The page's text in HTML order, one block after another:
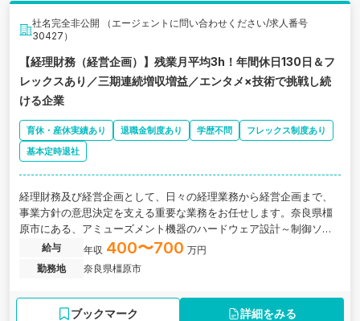
社名完全非公開 （エージェントに問い合わせください/求人番号
30427）
【経理財務（経営企画）】残業月平均3h！年間休日130日＆フ
レックスあり／三期連続増収増益／エンタメ×技術で挑戦し続
ける企業
育休・産休実績あり 退職金制度あり 学歴不問
フレックス制度あり
基本定時退社
経理財務及び経営企画として、日々の経理業務から経営企画まで、
事業方針の意思決定を支える重要な業務をお任せします。奈良県橿
原市にある、アミューズメント機器のハードウェア設計～制御ソフ
トウェアの開発を手がける企業の求人です。
給与 年収 400〜700 万円
勤務地
奈良県橿原市
ブックマーク 詳細をみる